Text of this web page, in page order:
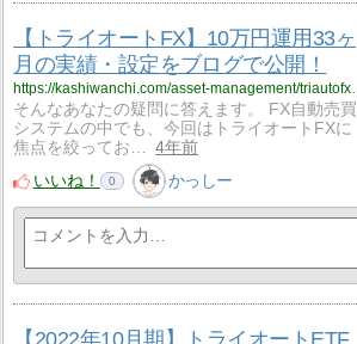
【トライオートFX】10万円運用33ヶ
月の実績・設定をブログで公開！
そんなあなたの疑問に答えます。 FX自動売買
システムの中でも、今回はトライオートFXに
焦点を絞ってお…
4年前
いいね！
0 かっしー
【2022年10月期】トライオートETF